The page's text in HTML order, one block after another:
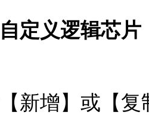
定义逻辑芯片
新增】或【